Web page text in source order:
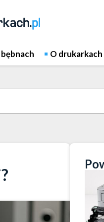
O drukarkach